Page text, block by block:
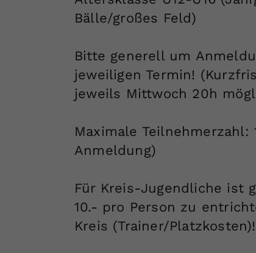
Bälle/großes Feld)
Bitte generell um
jeweiligen Termin!
jeweils Mittwoch 20h
Maximale
Anmeldung)
Für Kreis-Jugendliche ist
10.- pro Person zu
Kreis (Trainer/Platzkosten)!